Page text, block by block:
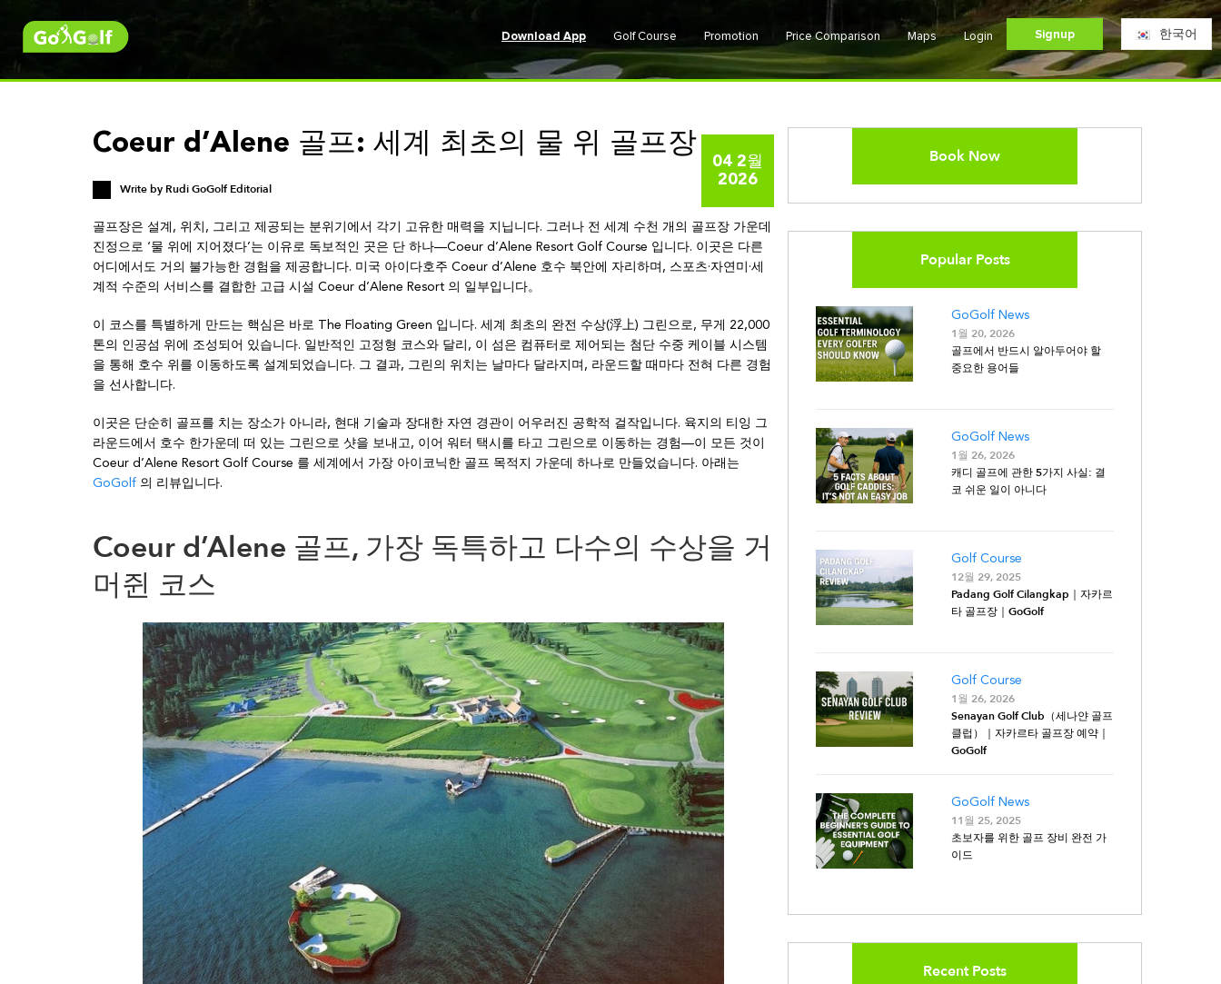
Download App Golf Course Promotion Price Comparison Maps Login Signup 한국어
Coeur d’Alene 골프: 세계 최초의 물 위 골프장
04 2월
2026
Write by Rudi GoGolf Editorial
골프장은 설계, 위치, 그리고 제공되는 분위기에서 각기 고유한 매력을 지닙니다. 그러나 전 세계 수천 개의 골프장 가운데
진정으로 ‘물 위에 지어졌다’는 이유로 독보적인 곳은 단 하나—Coeur d’Alene Resort Golf Course 입니다. 이곳은 다른
어디에서도 거의 불가능한 경험을 제공합니다. 미국 아이다호주 Coeur d’Alene 호수 북안에 자리하며, 스포츠·자연미·세
계적 수준의 서비스를 결합한 고급 시설 Coeur d’Alene Resort 의 일부입니다。
이 코스를 특별하게 만드는 핵심은 바로 The Floating Green 입니다. 세계 최초의 완전 수상(浮上) 그린으로, 무게 22,000
톤의 인공섬 위에 조성되어 있습니다. 일반적인 고정형 코스와 달리, 이 섬은 컴퓨터로 제어되는 첨단 수중 케이블 시스템
을 통해 호수 위를 이동하도록 설계되었습니다. 그 결과, 그린의 위치는 날마다 달라지며, 라운드할 때마다 전혀 다른 경험
을 선사합니다.
이곳은 단순히 골프를 치는 장소가 아니라, 현대 기술과 장대한 자연 경관이 어우러진 공학적 걸작입니다. 육지의 티잉 그
라운드에서 호수 한가운데 떠 있는 그린으로 샷을 보내고, 이어 워터 택시를 타고 그린으로 이동하는 경험—이 모든 것이
Coeur d’Alene Resort Golf Course 를 세계에서 가장 아이코닉한 골프 목적지 가운데 하나로 만들었습니다. 아래는
GoGolf 의 리뷰입니다.
Coeur d’Alene 골프, 가장 독특하고 다수의 수상을 거
머쥔 코스
Book Now
Popular Posts
GoGolf News
1월 20, 2026
골프에서 반드시 알아두어야 할
중요한 용어들
GoGolf News
1월 26, 2026
캐디 골프에 관한 5가지 사실: 결
코 쉬운 일이 아니다
Golf Course
12월 29, 2025
Padang Golf Cilangkap｜자카르
타 골프장｜GoGolf
Golf Course
1월 26, 2026
Senayan Golf Club（세나얀 골프
클럽）｜자카르타 골프장 예약｜
GoGolf
GoGolf News
11월 25, 2025
초보자를 위한 골프 장비 완전 가
이드
Recent Posts